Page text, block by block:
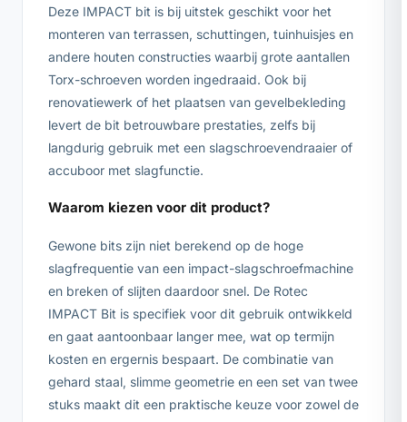
Deze IMPACT bit is bij uitstek geschikt voor het
monteren van terrassen, schuttingen, tuinhuisjes en
andere houten constructies waarbij grote aantallen
Torx-schroeven worden ingedraaid. Ook bij
renovatiewerk of het plaatsen van gevelbekleding
levert de bit betrouwbare prestaties, zelfs bij
langdurig gebruik met een slagschroevendraaier of
accuboor met slagfunctie.
Waarom kiezen voor dit product?
Gewone bits zijn niet berekend op de hoge
slagfrequentie van een impact-slagschroefmachine
en breken of slijten daardoor snel. De Rotec
IMPACT Bit is specifiek voor dit gebruik ontwikkeld
en gaat aantoonbaar langer mee, wat op termijn
kosten en ergernis bespaart. De combinatie van
gehard staal, slimme geometrie en een set van twee
stuks maakt dit een praktische keuze voor zowel de